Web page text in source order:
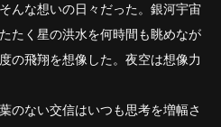
んな想いの日々だった。銀河宇宙
たく星の洪水を何時間も眺めなが
の飛翔を想像した。夜空は想像力
のない交信はいつも思考を増幅さ